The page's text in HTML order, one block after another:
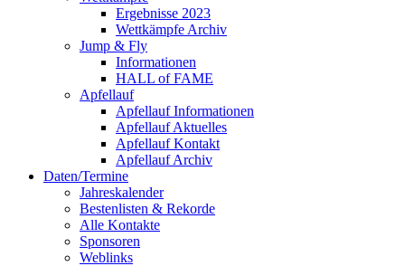
Ergebnisse 2023
Wettkämpfe Archiv
Jump & Fly
Informationen
HALL of FAME
Apfellauf
Apfellauf Informationen
Apfellauf Aktuelles
Apfellauf Kontakt
Apfellauf Archiv
Daten/Termine
Jahreskalender
Bestenlisten & Rekorde
Alle Kontakte
Sponsoren
Weblinks